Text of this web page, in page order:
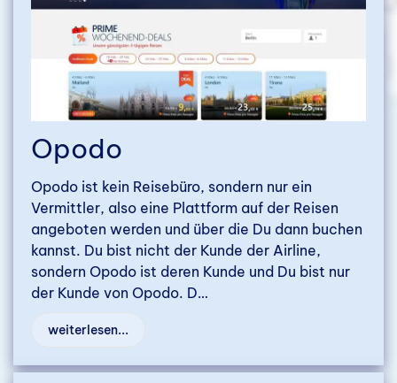
Opodo
Opodo ist kein Reisebüro, sondern nur ein
Vermittler, also eine Plattform auf der Reisen
angeboten werden und über die Du dann buchen
kannst. Du bist nicht der Kunde der Airline,
sondern Opodo ist deren Kunde und Du bist nur
der Kunde von Opodo. D…
weiterlesen...